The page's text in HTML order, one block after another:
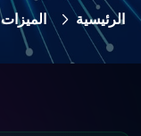
الرئيسية الميزات